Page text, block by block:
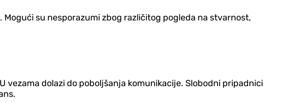
su nesporazumi zbog različitog pogleda na stvarnost,
vezama dolazi do poboljšanja komunikacije. Slobodni pripadnici